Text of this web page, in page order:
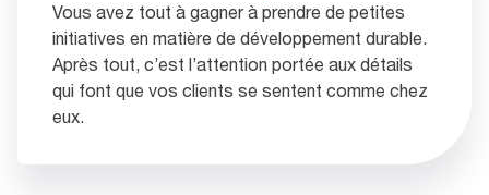
Vous avez tout à gagner à prendre de petites
initiatives en matière de développement durable.
Après tout, c’est l’attention portée aux détails
qui font que vos clients se sentent comme chez
eux.